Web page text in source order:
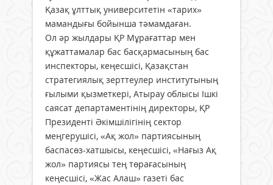
Қазақ ұлттық университетін «тарих»
мамандығы бойынша тәмамдаған.
Ол әр жылдары ҚР Мұрағаттар мен
құжаттамалар бас басқармасының бас
инспекторы, кеңесшісі, Қазақстан
стратегиялық зерттеулер институтының
ғылыми қызметкері, Атырау облысы Ішкі
саясат департаментінің директоры, ҚР
Президенті Әкімшілігінің сектор
меңгерушісі, «Ақ жол» партиясының
баспасөз-хатшысы, кеңесшісі, «Нағыз Ақ
жол» партиясы тең төрағасының
кеңесшісі, «Жас Алаш» газеті бас